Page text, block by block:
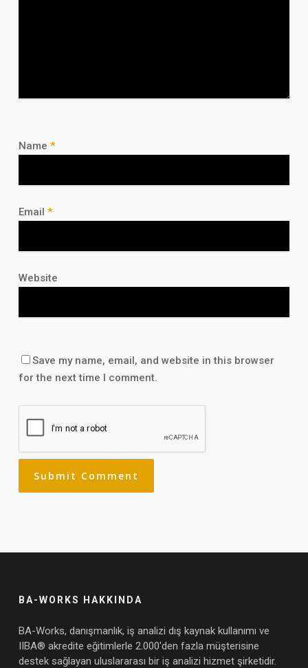
Name *
Email *
Website
Save my name, email, and website in this browser
for the next time I comment.
BA-WORKS HAKKINDA
BA-Works, danışmanlık, iş analizi dış kaynak kullanımı ve
IIBA® akredite eğitimlerle 2.000'den fazla müşterisine
destek sağlayan uluslararası bir iş analizi hizmet şirketidir.